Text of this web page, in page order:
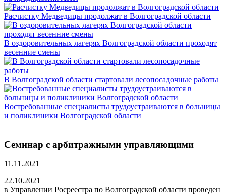
Расчистку Медведицы продолжат в Волгоградской области
В оздоровительных лагерях Волгоградской области проходят
весенние смены
В Волгоградской области стартовали лесопосадочные работы
Востребованные специалисты трудоустраиваются в больницы
и поликлиники Волгоградской области
Семинар с арбитражными управляющими
11.11.2021
22.10.2021
в Управлении Росреестра по Волгоградской области проведен